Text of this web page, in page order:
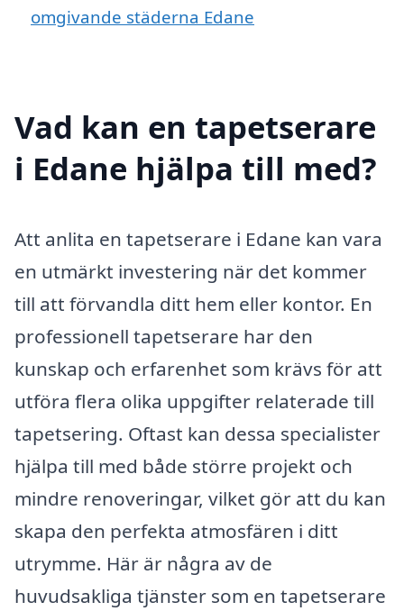
omgivande städerna Edane
Vad kan en tapetserare
i Edane hjälpa till med?
Att anlita en tapetserare i Edane kan vara
en utmärkt investering när det kommer
till att förvandla ditt hem eller kontor. En
professionell tapetserare har den
kunskap och erfarenhet som krävs för att
utföra flera olika uppgifter relaterade till
tapetsering. Oftast kan dessa specialister
hjälpa till med både större projekt och
mindre renoveringar, vilket gör att du kan
skapa den perfekta atmosfären i ditt
utrymme. Här är några av de
huvudsakliga tjänster som en tapetserare